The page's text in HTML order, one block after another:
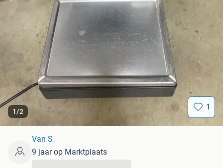
1/2 1
Van S
9 jaar op Marktplaats